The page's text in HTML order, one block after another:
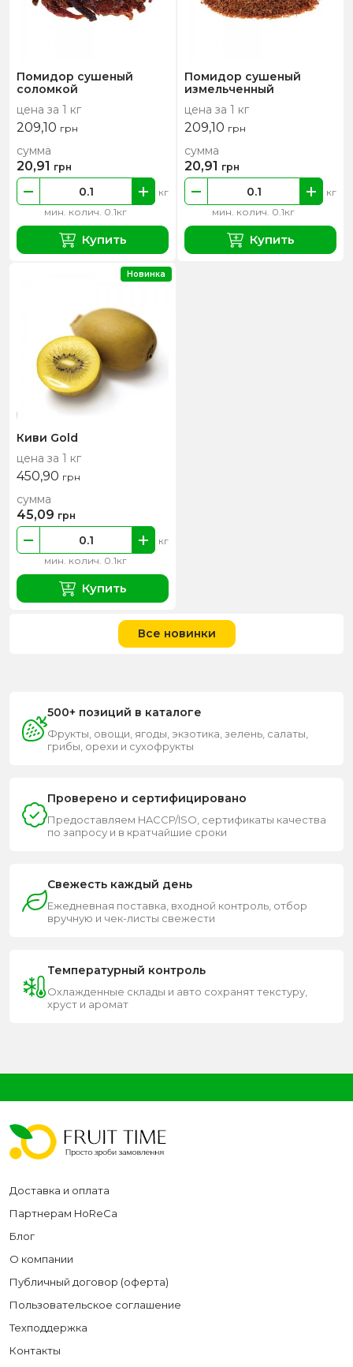
Помидор сушеный
соломкой
цена за 1 кг
209,10 грн
мин. колич. 0.1кг
кг
сумма
20,91 грн
Купить
Помидор сушеный
измельченный
цена за 1 кг
209,10 грн
мин. колич. 0.1кг
кг
сумма
20,91 грн
Купить
Киви Gold
цена за 1 кг
450,90 грн
мин. колич. 0.1кг
кг
сумма
45,09 грн
Купить
Новинка
Все новинки
500+ позиций в каталоге
Фрукты, овощи, ягоды, экзотика, зелень, салаты,
грибы, орехи и сухофрукты
Проверено и сертифицировано
Предоставляем HACCP/ISO, сертификаты качества
по запросу и в кратчайшие сроки
Свежесть каждый день
Ежедневная поставка, входной контроль, отбор
вручную и чек-листы свежести
Температурный контроль
Охлажденные склады и авто сохранят текстуру,
хруст и аромат
Доставка и оплата
Партнерам HoReCa
Блог
О компании
Публичный договор (оферта)
Пользовательское соглашение
Техподдержка
Контакты